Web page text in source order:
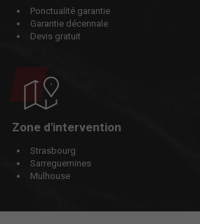
Ponctualité garantie
Garantie décennale
Devis gratuit
Zone d'intervention
Strasbourg
Sarreguemines
Mulhouse